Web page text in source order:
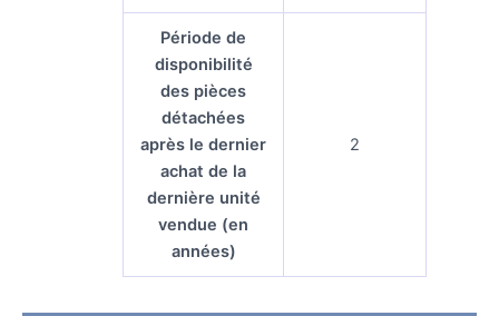
Période de
disponibilité
des pièces
détachées
après le dernier
achat de la
dernière unité
vendue (en
années)
2